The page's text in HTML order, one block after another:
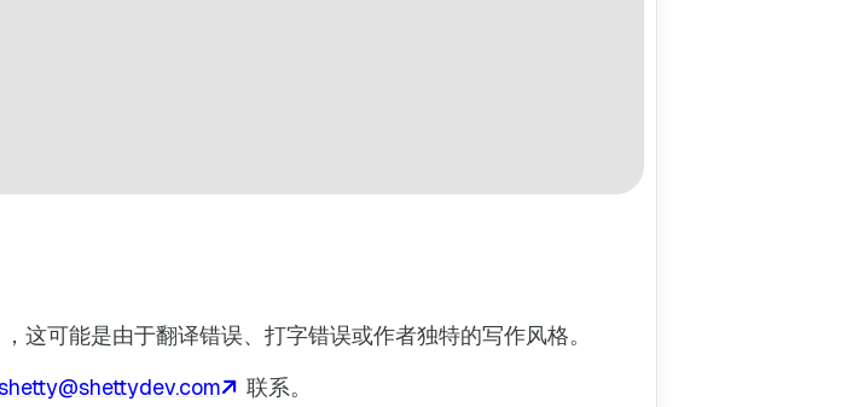
，这可能是由于翻译错误、打字错误或作者独特的写作风格。
shetty@shettydev.com 联系。